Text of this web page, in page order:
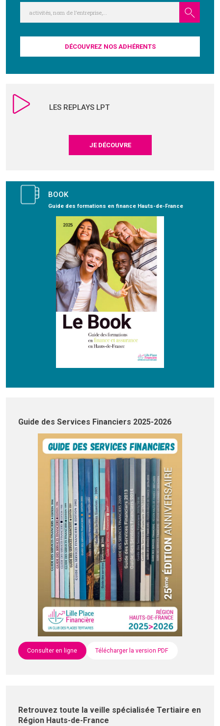
DÉCOUVREZ NOS ADHÉRENTS
LES REPLAYS LPT
JE DÉCOUVRE
BOOK
Guide des formations en finance Hauts-de-France
Guide des Services Financiers 2025-2026
Consulter en ligne Télécharger la version PDF
Retrouvez toute la veille spécialisée Tertiaire en
Région Hauts-de-France